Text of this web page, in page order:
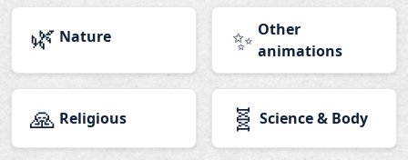
🌿 Nature ✨ Other
animations
🙏 Religious 🧬 Science & Body